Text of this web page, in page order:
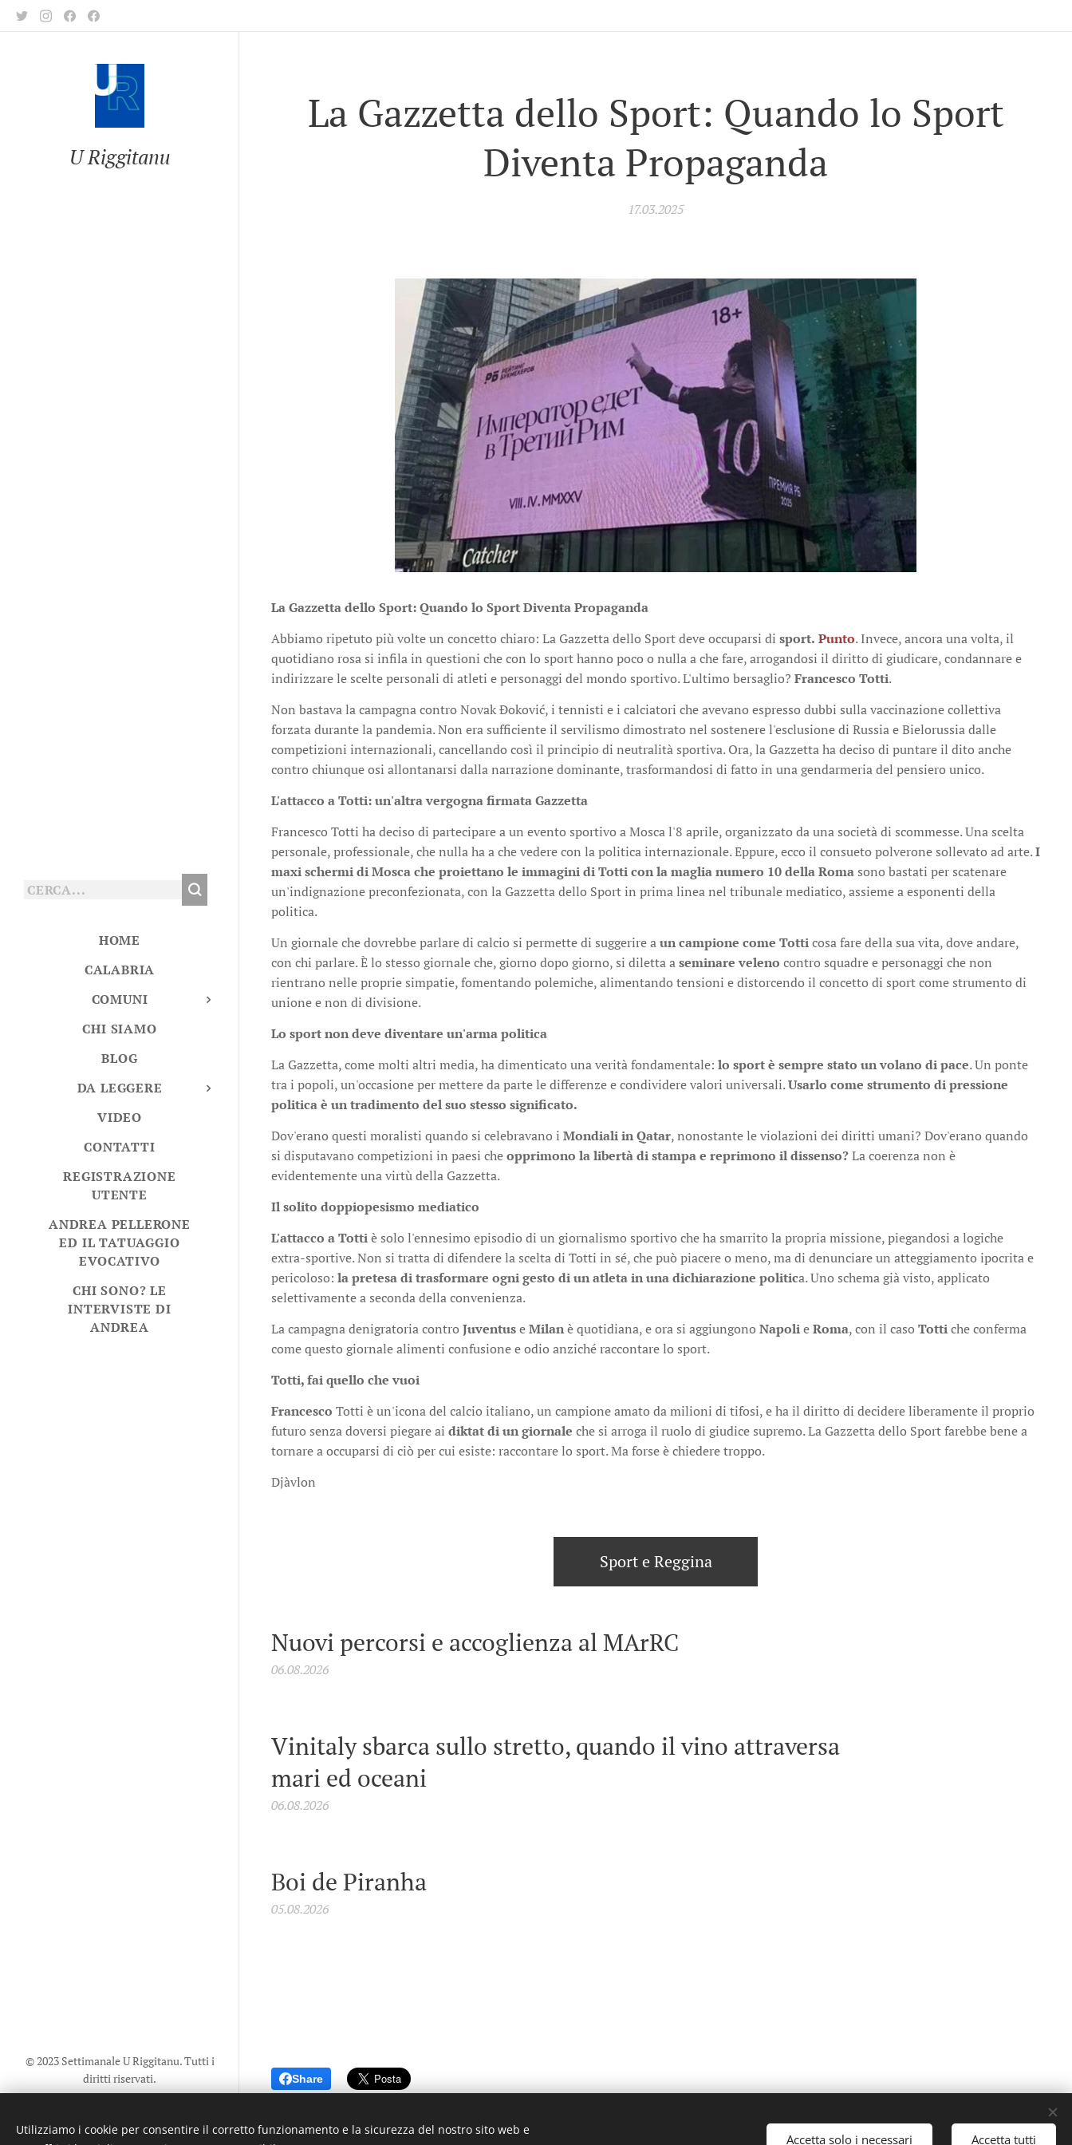
U Riggitanu
HOME
CALABRIA
COMUNI
CHI SIAMO
BLOG
DA LEGGERE
VIDEO
CONTATTI
REGISTRAZIONE
UTENTE
ANDREA PELLERONE
ED IL TATUAGGIO
EVOCATIVO
CHI SONO? LE
INTERVISTE DI
ANDREA
La Gazzetta dello Sport: Quando lo Sport
Diventa Propaganda
17.03.2025
La Gazzetta dello Sport: Quando lo Sport Diventa Propaganda
Abbiamo ripetuto più volte un concetto chiaro: La Gazzetta dello Sport deve occuparsi di sport. Punto. Invece, ancora una volta, il
quotidiano rosa si infila in questioni che con lo sport hanno poco o nulla a che fare, arrogandosi il diritto di giudicare, condannare e
indirizzare le scelte personali di atleti e personaggi del mondo sportivo. L'ultimo bersaglio? Francesco Totti.
Non bastava la campagna contro Novak Đoković, i tennisti e i calciatori che avevano espresso dubbi sulla vaccinazione collettiva
forzata durante la pandemia. Non era sufficiente il servilismo dimostrato nel sostenere l'esclusione di Russia e Bielorussia dalle
competizioni internazionali, cancellando così il principio di neutralità sportiva. Ora, la Gazzetta ha deciso di puntare il dito anche
contro chiunque osi allontanarsi dalla narrazione dominante, trasformandosi di fatto in una gendarmeria del pensiero unico.
L'attacco a Totti: un'altra vergogna firmata Gazzetta
Francesco Totti ha deciso di partecipare a un evento sportivo a Mosca l'8 aprile, organizzato da una società di scommesse. Una scelta
personale, professionale, che nulla ha a che vedere con la politica internazionale. Eppure, ecco il consueto polverone sollevato ad arte.I
maxi schermi di Mosca che proiettano le immagini di Totticon la maglia numero 10 della Roma sono bastati per scatenare
un'indignazione preconfezionata, con la Gazzetta dello Sport in prima linea nel tribunale mediatico, assieme a esponenti della
politica.
Un giornale che dovrebbe parlare di calcio si permette di suggerire aun campione come Totticosa fare della sua vita, dove andare,
con chi parlare. È lo stesso giornale che, giorno dopo giorno, si diletta aseminare veleno contro squadre e personaggi che non
rientrano nelle proprie simpatie, fomentando polemiche, alimentando tensioni e distorcendo il concetto di sport come strumento di
unione e non di divisione.
Lo sport non deve diventare un'arma politica
La Gazzetta, come molti altri media, ha dimenticato una verità fondamentale: lo sport è sempre stato un volano di pace. Un ponte
tra i popoli, un'occasione per mettere da parte le differenze e condividere valori universali.Usarlo come strumento di pressione
politica è un tradimento del suo stesso significato.
Dov'erano questi moralisti quando si celebravano i Mondiali in Qatar, nonostante le violazioni dei diritti umani? Dov'erano quando
si disputavano competizioni in paesi cheopprimono la libertà di stampa e reprimono il dissenso?La coerenza non è
evidentemente una virtù della Gazzetta.
Il solito doppiopesismo mediatico
L'attacco a Tottiè solo l'ennesimo episodio di un giornalismo sportivo che ha smarrito la propria missione, piegandosi a logiche
extra-sportive. Non si tratta di difendere la scelta di Totti in sé, che può piacere o meno, ma di denunciare un atteggiamento ipocrita e
pericoloso: la pretesa di trasformare ogni gesto di un atleta in una dichiarazione politica. Uno schema già visto, applicato
selettivamente a seconda della convenienza.
La campagna denigratoria contro JuventuseMilanè quotidiana, e ora si aggiungono NapolieRoma, con il caso Tottiche conferma
come questo giornale alimenti confusione e odio anziché raccontare lo sport.
Totti, fai quello che vuoi
Francesco Totti è un'icona del calcio italiano, un campione amato da milioni di tifosi, e ha il diritto di decidere liberamente il proprio
futuro senza doversi piegare ai diktat di un giornale che si arroga il ruolo di giudice supremo. La Gazzetta dello Sport farebbe bene a
tornare a occuparsi di ciò per cui esiste: raccontare lo sport. Ma forse è chiedere troppo.
Djàvlon
Sport e Reggina
Nuovi percorsi e accoglienza al MArRC
06.08.2026
Vinitaly sbarca sullo stretto, quando il vino attraversa
mari ed oceani
06.08.2026
Boi de Piranha
05.08.2026
Share
© 2023 Settimanale U Riggitanu. Tutti i
diritti riservati.
pignataru menti a manica a undi a
voli
Utilizziamo i cookie per consentire il corretto funzionamento e la sicurezza del nostro sito web e
Accetta solo i necessari Accetta tutti